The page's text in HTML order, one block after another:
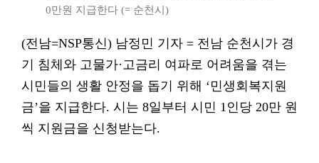
0만원 지급한다 (= 순천시)
(전남=NSP통신) 남정민 기자 = 전남 순천시가 경
기 침체와 고물가·고금리 여파로 어려움을 겪는
시민들의 생활 안정을 돕기 위해 ‘민생회복지원
금’을 지급한다. 시는 8일부터 시민 1인당 20만 원
씩 지원금을 신청받는다.